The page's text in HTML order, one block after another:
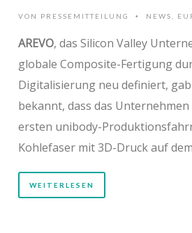
VON PRESSEMITTEILUNG • NEWS
AREVO, das Silicon Valley
globale Composite-Fertigung
Digitalisierung neu definiert,
bekannt, dass das
ersten unibody-
Kohlefaser mit 3D-Druck auf
WEITERLESEN